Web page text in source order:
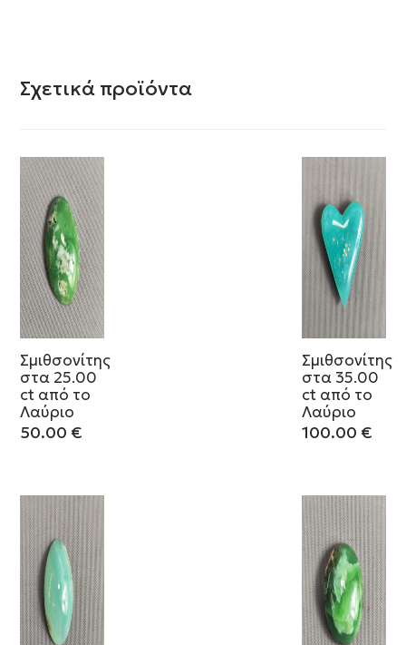
Σχετικά προϊόντα
Σμιθσονίτης
στα 25.00
ct από το
Λαύριο
50.00 €
Σμιθσονίτης
στα 35.00
ct από το
Λαύριο
100.00 €